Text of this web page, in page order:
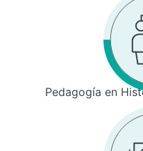
Pedagogía en